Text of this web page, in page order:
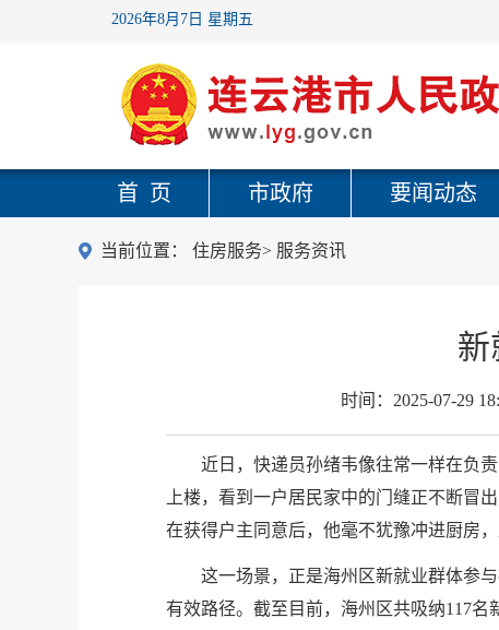
2026年8月7日 星期五
首 页 市政府 要闻动态
当前位置： 住房服务> 服务资讯
新
时间： 2025-07-29
近日，快递员孙绪韦像往常一样在负
上楼，看到一户居民家中的门缝正不断冒
在获得户主同意后，他毫不犹豫冲进厨房
这一场景，正是海州区新就业群体参
有效路径。截至目前，海州区共吸纳117名